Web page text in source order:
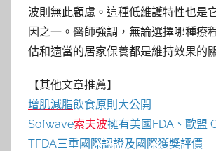
波則無此顧慮。這種低維護特性也是
因之一。醫師強調，無論選擇哪種療
估和適當的居家保養都是維持效果的
【其他文章推薦】
增肌減脂飲食原則大公開
Sofwave索夫波擁有美國FDA、歐盟
TFDA三重國際認證及國際獲獎評價